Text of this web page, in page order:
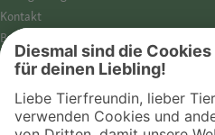
Kontakt
Barrierefreiheit
Impressum
Datenschutz­hinweise
Cookies
AGB